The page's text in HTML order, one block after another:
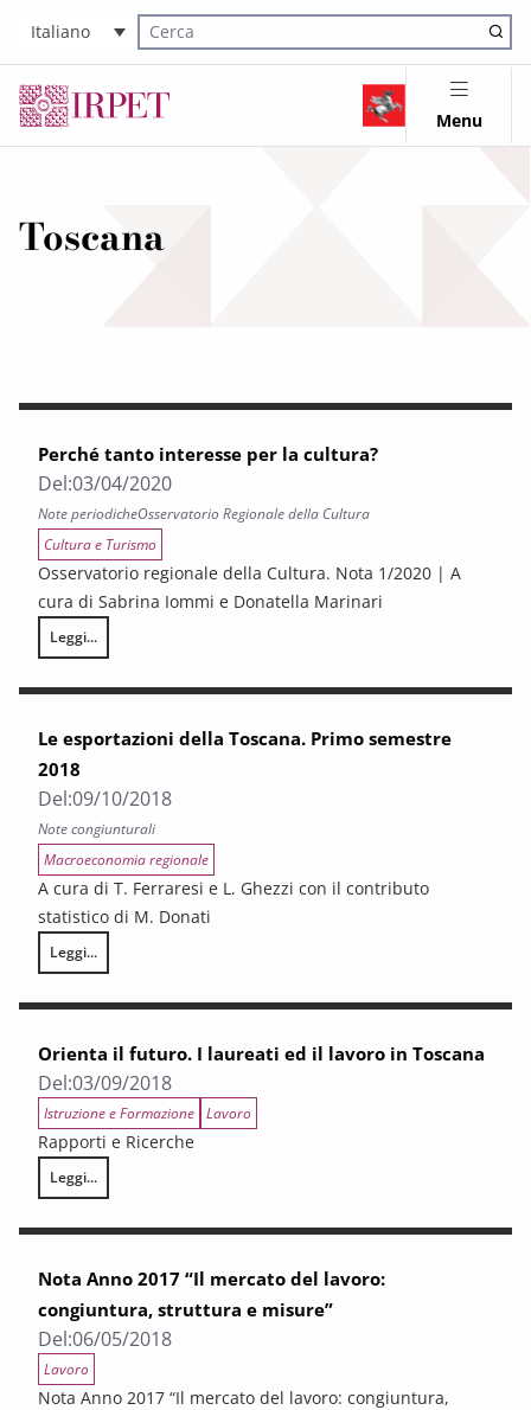
Italiano
Cerca nel sito
Menu
Toscana
Perché tanto interesse per la cultura?
Del:03/04/2020
Note periodicheOsservatorio Regionale della Cultura
Cultura e Turismo
Osservatorio regionale della Cultura. Nota 1/2020 | A
cura di Sabrina Iommi e Donatella Marinari
Leggi...
Perché tanto interesse per la cultura?
Le esportazioni della Toscana. Primo semestre
2018
Del:09/10/2018
Note congiunturali
Macroeconomia regionale
A cura di T. Ferraresi e L. Ghezzi con il contributo
statistico di M. Donati
Leggi...
Le esportazioni della Toscana. Primo semestre 2018
Orienta il futuro. I laureati ed il lavoro in Toscana
Del:03/09/2018
Istruzione e Formazione Lavoro
Rapporti e Ricerche
Leggi...
Orienta il futuro. I laureati ed il lavoro in Toscana
Nota Anno 2017 “Il mercato del lavoro:
congiuntura, struttura e misure”
Del:06/05/2018
Lavoro
Nota Anno 2017 “Il mercato del lavoro: congiuntura,